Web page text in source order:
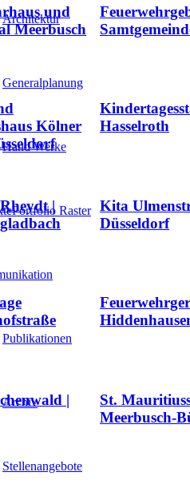
Architektur
Generalplanung
Hand Werke
Portfolio Raster
Publikationen
Archiv
Stellenangebote
und
Meerbusch
Kölner
Hasselroth
|
Kita
Düsseldorf
|
St.
Meerbusch-